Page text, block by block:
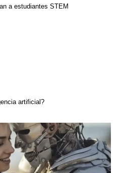
a estudiantes STEM
artificial?